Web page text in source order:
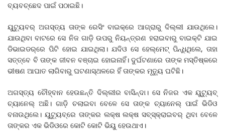
ବ୍ୟବଚ୍ଛେଦ ପାଇଁ ପଠାଇଛି।
ୟୁଟ୍ୟୁବର୍‌ ଅଗସ୍ତ୍ୟ ତାଙ୍କ ରେସିଂ ବାଇକ୍‌ରେ ଆଗ୍ରାରୁ ଦିଲ୍ଲୀ ଯାଉଥିଲେ।
ଯାଉଥିବା ବାଟରେ ସେ ନିଜ ଗାଡ଼ି ଉପରୁ ନିୟନ୍ତ୍ରଣ ହରାଇବାରୁ ବାଇକ୍‌ଟି ଯାଇ
ଡିଭାଇଡର୍‌ରେ ପିଟି ହୋଇ ଯାଇଥିଲା। ଯଦିଓ ସେ ହେଲ୍‌ମେଟ୍‌ ପିନ୍ଧିଥିଲେ, ତାହା
ସତ୍ତ୍ବେ ବି ତାଙ୍କ ଜୀବନ ବଞ୍ଚାଇ ହୋଇନାହିଁ। ଦୁର୍ଘଟଣାରେ ତାଙ୍କ ମସ୍ତିଷ୍କରେ
ଭୀଷଣ ଆଘାତ ଲାଗିବାରୁ ଘଟଣାସ୍ଥ‌ଳରେ ହିଁ ତାଙ୍କର ମୃତ୍ୟୁ ଘଟିଛି।
ଅଗସ୍ତ୍ୟ ଚୌହ୍ବାନ ହେଉଛନ୍ତି ଦିଲ୍ଲୀର ବାସିନ୍ଦା। ସେ ନିଜର ଏକ ୟୁଟ୍ୟୁବ୍‌
ଚ୍ୟାନେଲ୍‌ ଅଛି। ଗାଡ଼ି ଚଲାଇବା ବେଳେ ସେ ତାଙ୍କ ଚ୍ୟାନେଲ୍‌ ପାଇଁ ଭିଡିଓ
ବନାଉଥିଲେ। ୟୁଟ୍ୟୁବ୍‌ରେ ତାଙ୍କର ଲକ୍ଷ ଲକ୍ଷ ସବ୍‌ସ୍କ୍ରାଇବର୍‌ ଥିବା ବେଳେ
ତାଙ୍କର ଏକ ଭିଡିଓରେ ‌କୋଟି କୋଟି ଭିୟୁ ହେଉଥାଏ।